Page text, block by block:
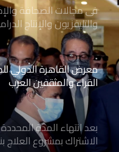
فى مجالات الصحافة
والتليفزيون والإنتاج
الرقمي
معرض القاهرة الدولي
القراء والمثقفين العرب
بعد انتهاء المدة
الاشتراك بمشروع العلاج